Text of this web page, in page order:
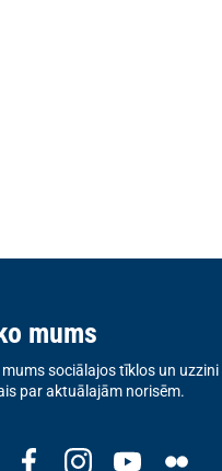
mums
mums sociālajos tīklos un uzzini
par aktuālajām norisēm.